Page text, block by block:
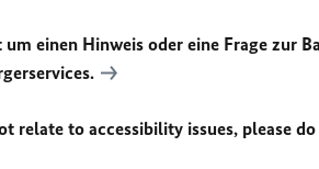
einen Hinweis oder eine Frage zur
relate to accessibility issues, please